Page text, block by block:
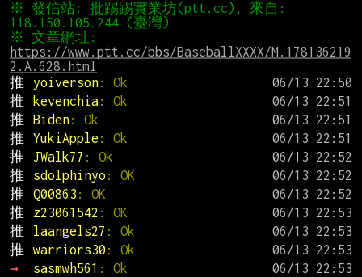
※ 發信站: 批踢踢實業坊(ptt.cc), 來自:
https://www.ptt.cc/bbs/BaseballXXXX/M.178136219
2.A.628.html
推
yoiverson: Ok
推
kevenchia: Ok
推
Biden: Ok
推
YukiApple : Ok
推
JWalk77 : Ok
推
sdolphinyo : OK
推
Q00863 : OK
推
z23061542 : OK
推
laangels27 : Ok
推
warriors30 : Ok
→
sasmwh561 : Ok